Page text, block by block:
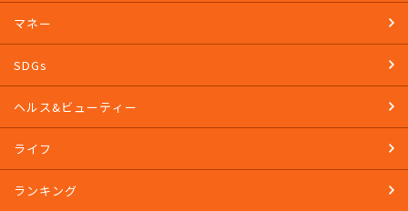
マネー
SDGs
ヘルス&ビューティー
ライフ
ランキング